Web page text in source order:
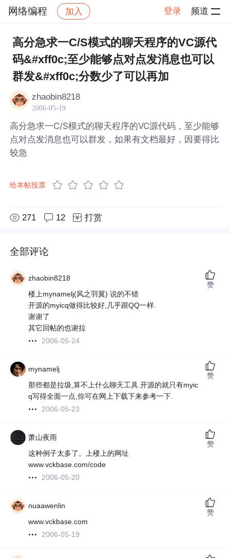
网络编程 加入 登录 频道
社区 网络编程 帖子详情
高分急求一C/S模式的聊天程序的VC源代
码&#xff0c;至少能够点对点发消息也可以
群发&#xff0c;分数少了可以再加
zhaobin8218
2006-05-19
高分急求一C/S模式的聊天程序的VC源代码，至少能够
点对点发消息也可以群发，如果有文档最好，因要得比
较急
给本帖投票
271 12 打赏
全部评论
zhaobin8218
楼上mynamelj(风之羽翼) 说的不错
开源的myicq做得比较好,几乎跟QQ一样.
谢谢了
其它回帖的也谢拉
2006-05-24
赞
mynamelj
那些都是拉圾,算不上什么聊天工具.开源的就只有myic
q写得全面一点,你可在网上下载下来参考一下.
2006-05-23
赞
萧山夜雨
这种例子太多了。上楼上的网址
www.vckbase.com/code
2006-05-20
赞
nuaawenlin
www.vckbase.com
2006-05-19
赞